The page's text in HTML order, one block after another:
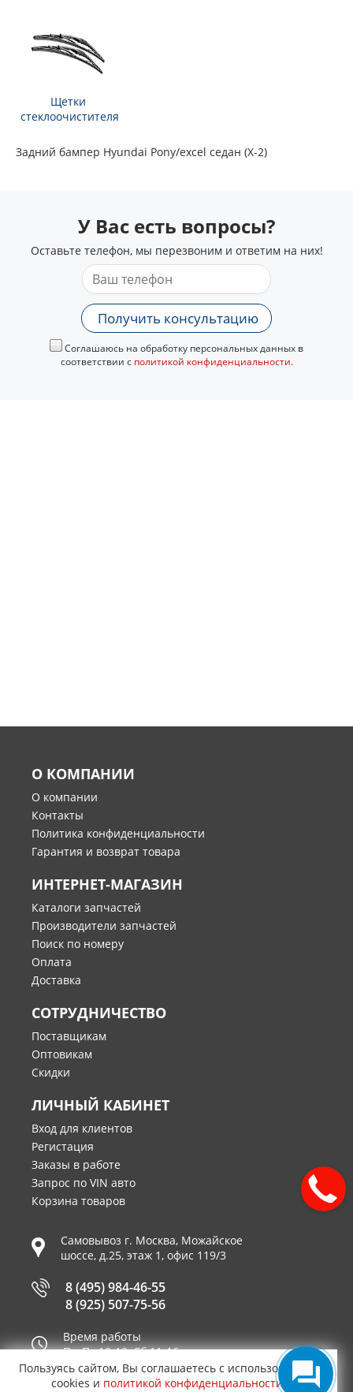
Щетки
стеклоочистителя
Задний бампер Hyundai Pony/excel седан (X-2)
У Вас есть вопросы?
Оставьте телефон, мы перезвоним и ответим на них!
Получить консультацию
Соглашаюсь на обработку персональных данных в
соответствии с политикой конфиденциальности.
О КОМПАНИИ
О компании
Контакты
Политика конфиденциальности
Гарантия и возврат товара
ИНТЕРНЕТ-МАГАЗИН
Каталоги запчастей
Производители запчастей
Поиск по номеру
Оплата
Доставка
СОТРУДНИЧЕСТВО
Поставщикам
Оптовикам
Скидки
ЛИЧНЫЙ КАБИНЕТ
Вход для клиентов
Регистация
Заказы в работе
Запрос по VIN авто
Корзина товаров
Самовывоз г. Москва, Можайское
шоссе, д.25, этаж 1, офис 119/3
8 (495) 984-46-55
8 (925) 507-75-56
Время работы
Пн-Пт 10-19, Сб 11-16
Принимаем к оплате
Пользуясь сайтом, Вы соглашаетесь с использованием
cookies и политикой конфиденциальности